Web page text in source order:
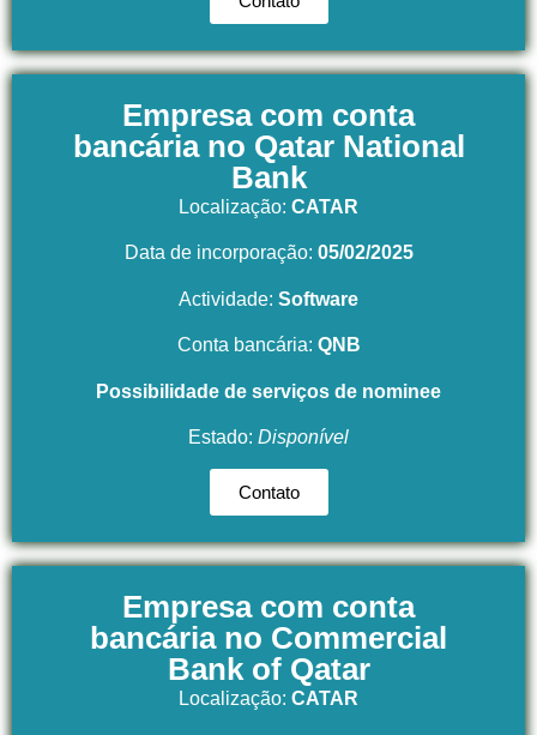
Empresa com conta
bancária no Qatar National
Bank
Localização: CATAR
Data de incorporação: 05/02/2025
Actividade: Software
Conta bancária: QNB
Possibilidade de serviços de nominee
Estado: Disponível
Contato
Empresa com conta
bancária no Commercial
Bank of Qatar
Localização: CATAR